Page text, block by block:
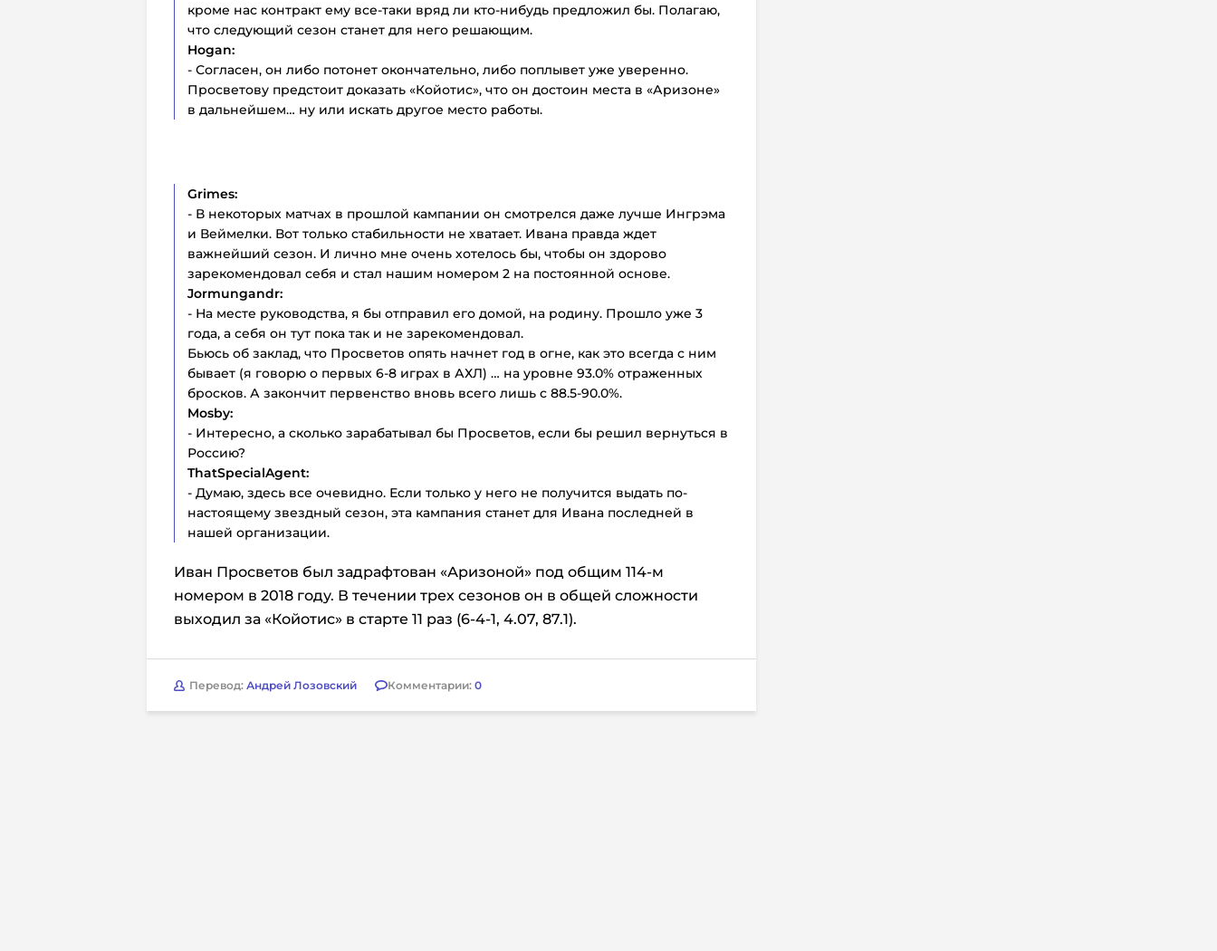
кроме нас контракт ему все-таки вряд ли кто-нибудь предложил бы. Полагаю,
что следующий сезон станет для него решающим.
Hogan:
- Согласен, он либо потонет окончательно, либо поплывет уже уверенно.
Просветову предстоит доказать «Койотис», что он достоин места в «Аризоне»
в дальнейшем… ну или искать другое место работы.
Grimes:
- В некоторых матчах в прошлой кампании он смотрелся даже лучше Ингрэма
и Веймелки. Вот только стабильности не хватает. Ивана правда ждет
важнейший сезон. И лично мне очень хотелось бы, чтобы он здорово
зарекомендовал себя и стал нашим номером 2 на постоянной основе.
Jormungandr:
- На месте руководства, я бы отправил его домой, на родину. Прошло уже 3
года, а себя он тут пока так и не зарекомендовал.
Бьюсь об заклад, что Просветов опять начнет год в огне, как это всегда с ним
бывает (я говорю о первых 6-8 играх в АХЛ) … на уровне 93.0% отраженных
бросков. А закончит первенство вновь всего лишь с 88.5-90.0%.
Mosby:
- Интересно, а сколько зарабатывал бы Просветов, если бы решил вернуться в
Россию?
ThatSpecialAgent:
- Думаю, здесь все очевидно. Если только у него не получится выдать по-
настоящему звездный сезон, эта кампания станет для Ивана последней в
нашей организации.
Иван Просветов был задрафтован «Аризоной» под общим 114-м
номером в 2018 году. В течении трех сезонов он в общей сложности
выходил за «Койотис» в старте 11 раз (6-4-1, 4.07, 87.1).
Перевод: Андрей Лозовский Комментарии: 0